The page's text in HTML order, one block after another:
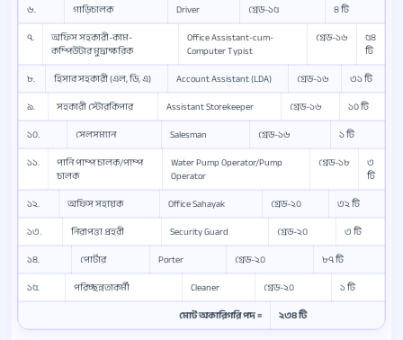
৬.
গাড়িচালক Driver গ্রেড-১৫
৪ টি
৭.
অফিস সহকারী-কাম-
কম্পিউটার মুদ্রাক্ষরিক
Office Assistant-cum-
Computer Typist
গ্রেড-১৬ ৫৪
টি
৮.
হিসাব সহকারী (এল, ডি, এ) Account Assistant (LDA) গ্রেড-১৬
৩১ টি
৯.
সহকারী স্টোরকিপার Assistant Storekeeper গ্রেড-১৬
১০ টি
১০.
সেলসম্যান Salesman গ্রেড-১৬
১ টি
১১.
পানি পাম্প চালক/পাম্প
চালক
Water Pump Operator/Pump
Operator
গ্রেড-১৮ ৩
টি
১২.
অফিস সহায়ক Office Sahayak গ্রেড-২০
৩২ টি
১৩.
নিরাপত্তা প্রহরী Security Guard গ্রেড-২০
৩ টি
১৪.
পোর্টার Porter গ্রেড-২০
৮৭ টি
১৫.
পরিচ্ছন্নতাকর্মী Cleaner গ্রেড-২০
১ টি
মোট অকারিগরি পদ =
২৩৪ টি